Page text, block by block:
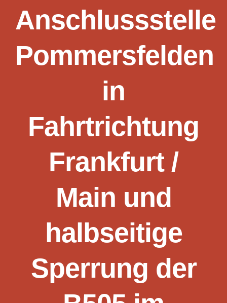
Anschlussstelle
Pommersfelden
in
Fahrtrichtung
Frankfurt /
Main und
halbseitige
Sperrung der